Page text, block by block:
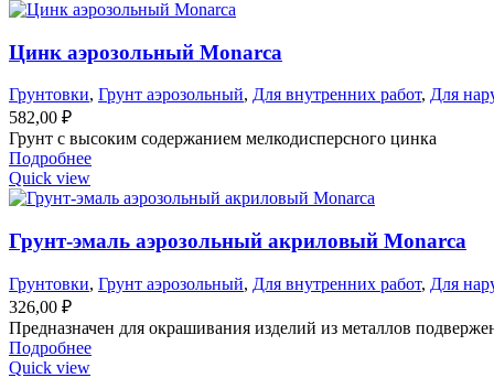
Цинк аэрозольный Monarca
Грунтовки, Грунт аэрозольный, Для внутренних работ, Для
582,00 ₽
Грунт с высоким содержанием мелкодисперсного цинка
Подробнее
Quick view
Грунт-эмаль аэрозольный акриловый Monarca
Грунтовки, Грунт аэрозольный, Для внутренних работ, Для
326,00 ₽
Предназначен для окрашивания изделий из металлов
Подробнее
Quick view